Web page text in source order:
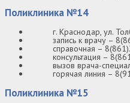
Поликлиника №14
г. Краснодар, ул.
запись к врачу –
справочная –
консультация –
вызов врача-
горячая линия –
Поликлиника №15